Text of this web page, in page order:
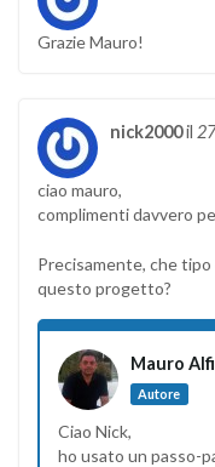
Grazie Mauro!
nick2000il
ciao mauro,
complimenti davvero
Precisamente, che
questo progetto?
Mauro
Autore
Ciao Nick,
ho usato un passo-